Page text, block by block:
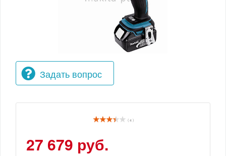
Задать вопрос
( 4 )
27 679 руб.